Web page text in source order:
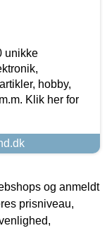
unikke
hobby,
Klik her for
og anmeldt
prisniveau,